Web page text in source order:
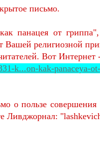
письмо.
панацея от
Вашей религиозной
Вот Интернет
k...on-kak-panaceya-
о пользе совершения
Ливджорнал: